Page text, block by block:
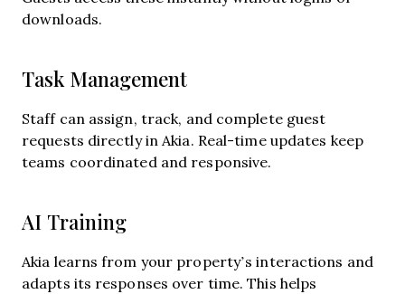
downloads.
Task Management
Staff can assign, track, and complete guest
requests directly in Akia. Real-time updates keep
teams coordinated and responsive.
AI Training
Akia learns from your property’s interactions and
adapts its responses over time. This helps